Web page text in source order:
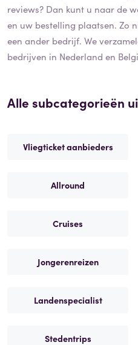
reviews? Dan kunt u naar de
en uw bestelling plaatsen. Zo
een ander bedrijf. We
bedrijven in Nederland en
Alle subcategorieën
Vliegticket aanbieders
Allround
Cruises
Jongerenreizen
Landenspecialist
Stedentrips